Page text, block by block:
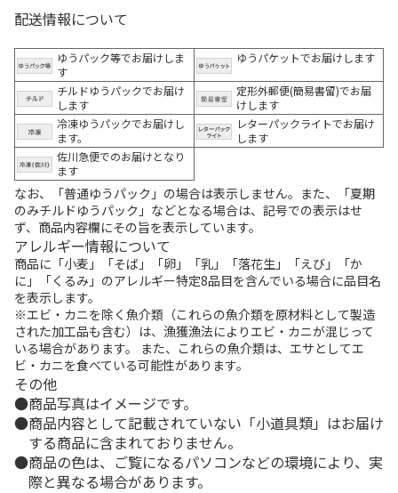
配送情報について
ゆうパック等でお届けしま
す
ゆうパケットでお届けします
チルドゆうパックでお届け
します
定形外郵便(簡易書留)でお届
けします
冷凍ゆうパックでお届けし
ます。
レターパックライトでお届け
します
佐川急便でのお届けとなり
ます
なお、「普通ゆうパック」の場合は表示しません。また、「夏期
のみチルドゆうパック」などとなる場合は、記号での表示はせ
ず、商品内容欄にその旨を表示しています。
アレルギー情報について
商品に「小麦」「そば」「卵」「乳」「落花生」「えび」「か
に」「くるみ」のアレルギー特定8品目を含んでいる場合に品目名
を表示します。
※エビ・カニを除く魚介類（これらの魚介類を原材料として製造
された加工品も含む）は、漁獲漁法によりエビ・カニが混じって
いる場合があります。 また、これらの魚介類は、エサとしてエ
ビ・カニを食べている可能性があります。
その他
商品写真はイメージです。
商品内容として記載されていない「小道具類」はお届け
する商品に含まれておりません。
商品の色は、ご覧になるパソコンなどの環境により、実
際と異なる場合があります。